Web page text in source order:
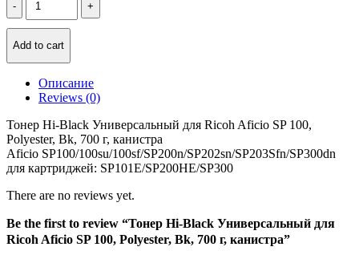
Тонер
Hi-
Black
Ricoh
Aficio
100,
Polyester,
Bk,
700
канистра
Add to cart
Описание
Reviews (0)
Тонер Hi-Black Универсальный для Ricoh Aficio SP 100,
Polyester, Bk, 700 г, канистра
Aficio SP100/100su/100sf/SP200n/SP202sn/SP203Sfn/SP300dn
для картриджей: SP101E/SP200HE/SP300
There are no reviews yet.
Be the first to review “Тонер Hi-Black Универсальный для
Ricoh Aficio SP 100, Polyester, Bk, 700 г, канистра”